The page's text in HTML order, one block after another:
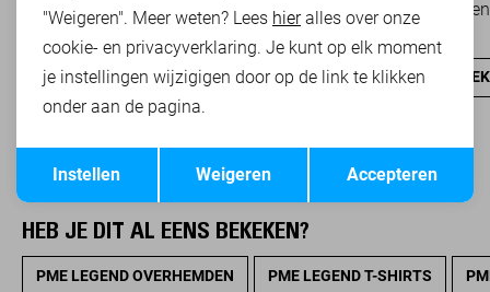
onafhankelijk van...
ONTDEK NU
HEB JE DIT AL EENS BEKEKEN?
PME LEGEND OVERHEMDEN PME LEGEND T-SHIRTS
Opslaan
"Weigeren". Meer weten? Lees hieralles over onze
cookie- en privacyverklaring. Je kunt op elk moment
je instellingen wijzigigen door op de link te klikken
onder aan de pagina.
Accepteren
Weigeren
Instellen